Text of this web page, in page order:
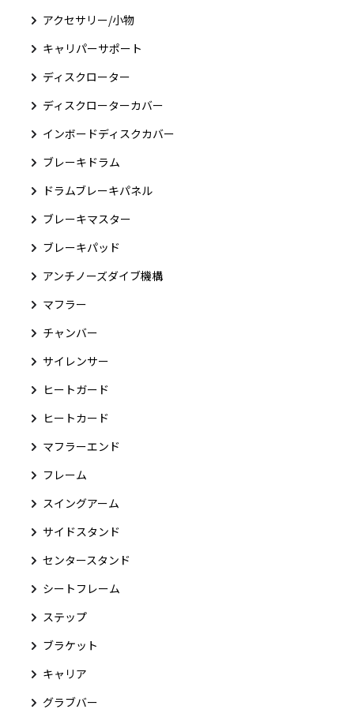
アクセサリー/小物
キャリパーサポート
ディスクローター
ディスクローターカバー
インボードディスクカバー
ブレーキドラム
ドラムブレーキパネル
ブレーキマスター
ブレーキパッド
アンチノーズダイブ機構
マフラー
チャンバー
サイレンサー
ヒートガード
ヒートカード
マフラーエンド
フレーム
スイングアーム
サイドスタンド
センタースタンド
シートフレーム
ステップ
ブラケット
キャリア
グラブバー